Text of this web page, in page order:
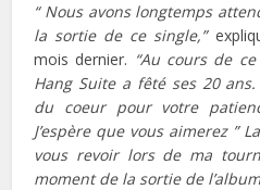
“ Nous avons longtemps
la sortie de ce single,”
mois dernier. “Au cours de
Hang Suite a fêté ses 20
du coeur pour votre
J’espère que vous aimerez ”
vous revoir lors de ma
moment de la sortie de